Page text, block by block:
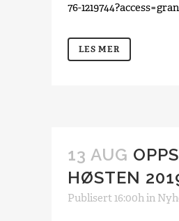
76-
LES MER
13 AUG
HØSTEN
Publisert 16:00hin